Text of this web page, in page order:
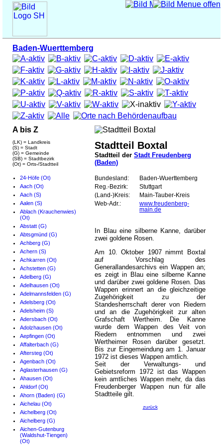
Baden-Wuerttemberg
A bis Z
(LK) = Landkreis
(S) = Stadt
(G) = Gemeinde
(SB) = Stadtbezirk
(Ot) = Orts-/Stadtteil
24-Höfe (Ot)
Aach (Ot)
Aach (S)
Aalen (S)
Ablach (Krauchenwies)
(Ot)
Abstatt (G)
Abtsgmünd (G)
Achberg (G)
Achern (S)
Achkarren (Ot)
Achstetten (G)
Adelberg (G)
Adelhausen (Ot)
Adelmannsfelden (G)
Adelsberg (Ot)
Adelsheim (S)
Adersbach (Ot)
Adolzhausen (Ot)
Aepfingen (Ot)
Affalterbach (G)
Aftersteg (Ot)
Agenbach (Ot)
Aglasterhausen (G)
Ahausen (Ot)
Ahldorf (Ot)
Ahorn (Baden) (G)
Aichelau (Ot)
Aichelberg (Ot)
Aichelberg (G)
Aichen-Gutenburg
(Waldshut-Tiengen)
(Ot)
Stadtteil Boxtal
Stadtteil der Stadt Freudenberg
(Baden)
Bundesland:
Baden-Wuerttemberg
Reg.-Bezirk:
Stuttgart
(Land-)Kreis:
Main-Tauber-Kreis
Web-Adr.:
www.freudenberg-
main.de
In Blau eine silberne Kanne, darüber
zwei goldene Rosen.
Am 10. Oktober 1907 nimmt Boxtal
auf Vorschlag des
Generallandesarchivs ein Wappen an;
es zeigt in Blau eine silberne Kanne
und darüber zwei goldene Rosen. Das
Wappen erinnert an die gleichzeitige
Zugehörigkeit zu der
Standesherrschaft derer von Riedern
und an die Zugehörigkeit zur alten
Grafschaft Wertheim. Die Kanne
wurde dem Wappen des Veit von
Riedern entnommen und zwei
Wertheimer Rosen darüber gesetzt.
Bis zur Eingemeindung am 1. Januar
1972 ist dieses Wappen amtlich.
Seit der Verwaltungs- und
Gebietsreform 1972 ist das Wappen
kein amtliches Wappen mehr, da das
Freudenberger Wappen nun für alle
Stadtteile gilt.
zurück